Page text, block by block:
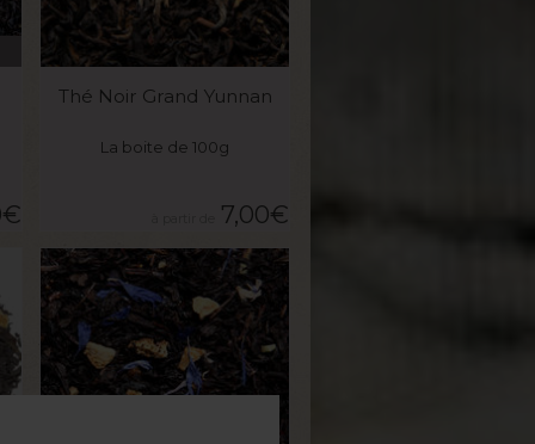
€
Thé Noir Grand Yunnan
La boite de 100g
7,00€
VOIR LE PRODUIT